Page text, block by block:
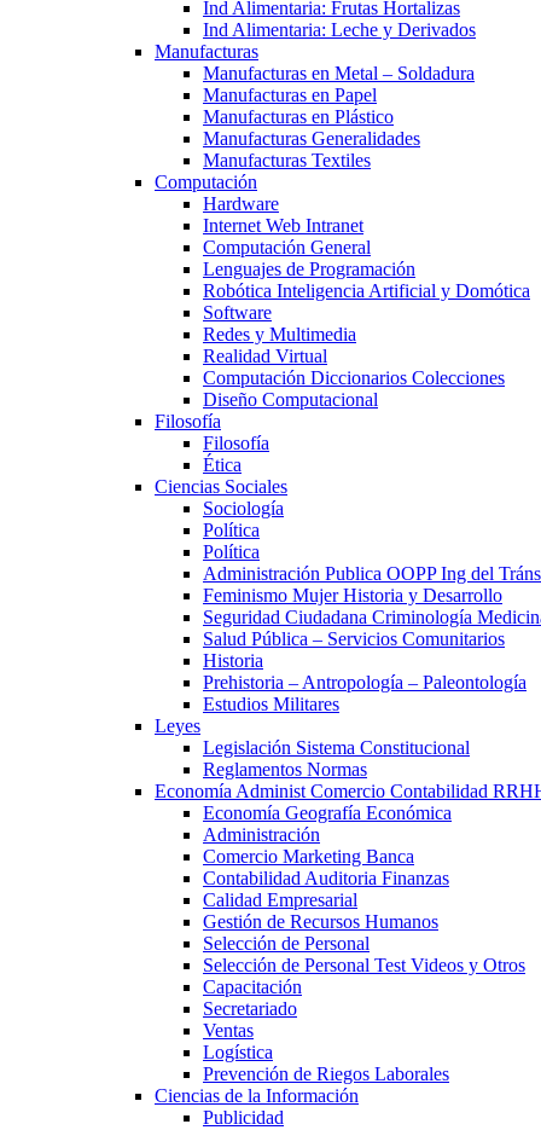
Ind Alimentaria: Frutas Hortalizas
Ind Alimentaria: Leche y Derivados
Manufacturas
Manufacturas en Metal – Soldadura
Manufacturas en Papel
Manufacturas en Plástico
Manufacturas Generalidades
Manufacturas Textiles
Computación
Hardware
Internet Web Intranet
Computación General
Lenguajes de Programación
Robótica Inteligencia Artificial y Domótica
Software
Redes y Multimedia
Realidad Virtual
Computación Diccionarios Colecciones
Diseño Computacional
Filosofía
Filosofía
Ética
Ciencias Sociales
Sociología
Política
Política
Administración Publica OOPP Ing del
Feminismo Mujer Historia y Desarrollo
Seguridad Ciudadana Criminología
Salud Pública – Servicios Comunitarios
Historia
Prehistoria – Antropología – Paleontología
Estudios Militares
Leyes
Legislación Sistema Constitucional
Reglamentos Normas
Economía Administ Comercio Contabilidad
Economía Geografía Económica
Administración
Comercio Marketing Banca
Contabilidad Auditoria Finanzas
Calidad Empresarial
Gestión de Recursos Humanos
Selección de Personal
Selección de Personal Test Videos y Otros
Capacitación
Secretariado
Ventas
Logística
Prevención de Riegos Laborales
Ciencias de la Información
Publicidad